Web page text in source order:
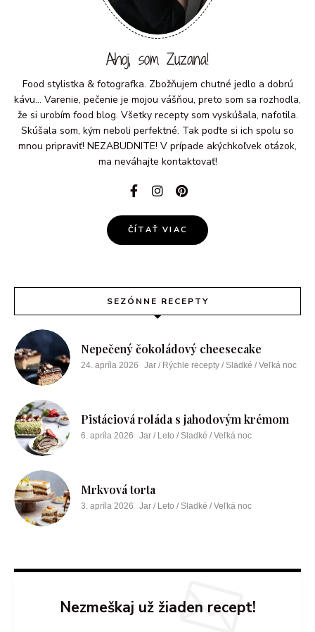
Ahoj, som Zuzana!
Food stylistka & fotografka. Zbožňujem chutné jedlo a dobrú
kávu... Varenie, pečenie je mojou vášňou, preto som sa rozhodla,
že si urobím food blog. Všetky recepty som vyskúšala, nafotila.
Skúšala som, kým neboli perfektné. Tak poďte si ich spolu so
mnou pripraviť! NEZABUDNITE! V prípade akýchkoľvek otázok,
ma neváhajte kontaktovať!
ČÍTAŤ VIAC
SEZÓNNE RECEPTY
Nepečený čokoládový cheesecake
24. apríla 2026 Jar / Rýchle recepty / Sladké / Veľká noc
Pistáciová roláda s jahodovým krémom
6. apríla 2026 Jar / Leto / Sladké / Veľká noc
Mrkvová torta
3. apríla 2026 Jar / Leto / Sladké / Veľká noc
Nezmeškaj už žiaden recept!